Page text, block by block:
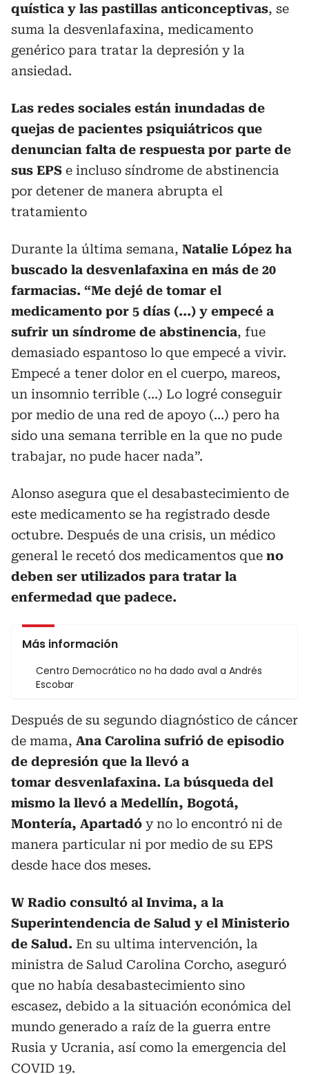
quística y las pastillas anticonceptivas, se
suma la desvenlafaxina, medicamento
genérico para tratar la depresión y la
ansiedad.
Las redes sociales están inundadas de
quejas de pacientes psiquiátricos que
denuncian falta de respuesta por parte de
sus EPS e incluso síndrome de abstinencia
por detener de manera abrupta el
tratamiento
Durante la última semana, Natalie López ha
buscado la desvenlafaxina en más de 20
farmacias. “Me dejé de tomar el
medicamento por 5 días (...) y empecé a
sufrir un síndrome de abstinencia, fue
demasiado espantoso lo que empecé a vivir.
Empecé a tener dolor en el cuerpo, mareos,
un insomnio terrible (...) Lo logré conseguir
por medio de una red de apoyo (...) pero ha
sido una semana terrible en la que no pude
trabajar, no pude hacer nada”.
Alonso asegura que el desabastecimiento de
este medicamento se ha registrado desde
octubre. Después de una crisis, un médico
general le recetó dos medicamentos que no
deben ser utilizados para tratar la
enfermedad que padece.
Más información
Centro Democrático no ha dado aval a Andrés
Escobar
Después de su segundo diagnóstico de cáncer
de mama, Ana Carolina sufrió de episodio
de depresión que la llevó a
tomar desvenlafaxina. La búsqueda del
mismo la llevó a Medellín, Bogotá,
Montería, Apartadó y no lo encontró ni de
manera particular ni por medio de su EPS
desde hace dos meses.
W Radio consultó al Invima, a la
Superintendencia de Salud y el Ministerio
de Salud. En su ultima intervención, la
ministra de Salud Carolina Corcho, aseguró
que no había desabastecimiento sino
escasez, debido a la situación económica del
mundo generado a raíz de la guerra entre
Rusia y Ucrania, así como la emergencia del
COVID 19.